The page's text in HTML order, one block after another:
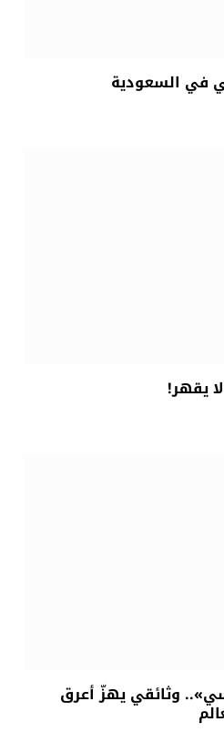
في السعودية
يقهر!
وثائقي يهزّ أعرق